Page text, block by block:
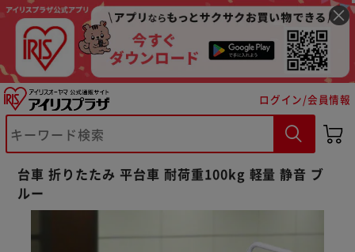
ログイン/会員情報
台車 折りたたみ 平台車 耐荷重100kg 軽量 静音 ブ
ルー